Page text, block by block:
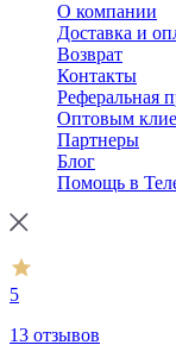
О компании
Доставка и
Возврат
Контакты
Реферальная
Оптовым
Партнеры
Блог
Помощь в
5
13 отзывов